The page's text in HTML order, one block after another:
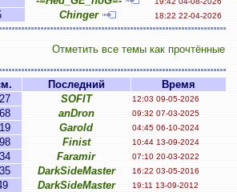
Chinger 18:22 22-04-2026
Отметить все темы как прочтённые
Последний
Время
SOFIT 12:03 09-05-2026
anDron 09:32 07-03-2025
Garold 04:45 06-10-2024
Finist 10:44 13-09-2024
Faramir 07:10 20-03-2022
DarkSideMaster 16:22 03-05-2016
DarkSideMaster 19:11 13-09-2012